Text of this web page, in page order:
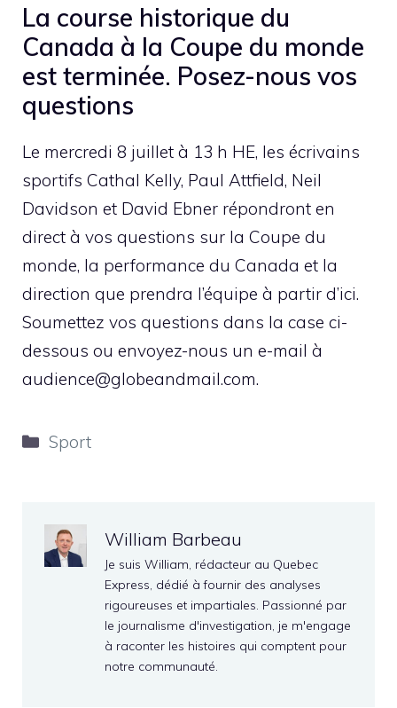
La course historique du
Canada à la Coupe du monde
est terminée. Posez-nous vos
questions
Le mercredi 8 juillet à 13 h HE, les écrivains
sportifs Cathal Kelly, Paul Attfield, Neil
Davidson et David Ebner répondront en
direct à vos questions sur la Coupe du
monde, la performance du Canada et la
direction que prendra l’équipe à partir d’ici.
Soumettez vos questions dans la case ci-
dessous ou envoyez-nous un e-mail à
audience@globeandmail.com.
Catégories
Sport
William Barbeau
Je suis William, rédacteur au Quebec
Express, dédié à fournir des analyses
rigoureuses et impartiales. Passionné par
le journalisme d'investigation, je m'engage
à raconter les histoires qui comptent pour
notre communauté.